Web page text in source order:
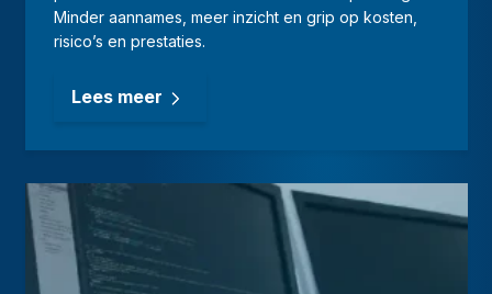
Minder aannames, meer inzicht en grip op kosten,
risico’s en prestaties.
Lees meer